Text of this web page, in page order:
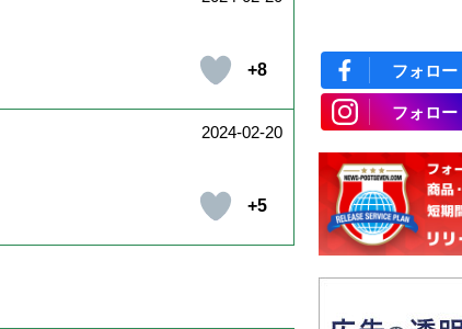
+8
2024-02-20
+5
フォロー
フォロー